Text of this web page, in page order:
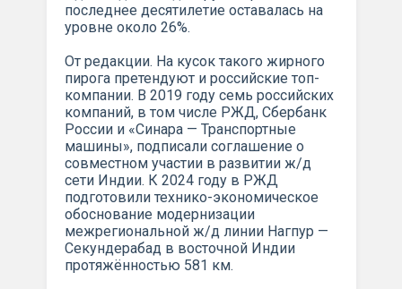
последнее десятилетие оставалась на
уровне около 26%.
От редакции. На кусок такого жирного
пирога претендуют и российские топ-
компании. В 2019 году семь российских
компаний, в том числе РЖД, Сбербанк
России и «Синара — Транспортные
машины», подписали соглашение о
совместном участии в развитии ж/д
сети Индии. К 2024 году в РЖД
подготовили технико-экономическое
обоснование модернизации
межрегиональной ж/д линии Нагпур —
Секундерабад в восточной Индии
протяжённостью 581 км.